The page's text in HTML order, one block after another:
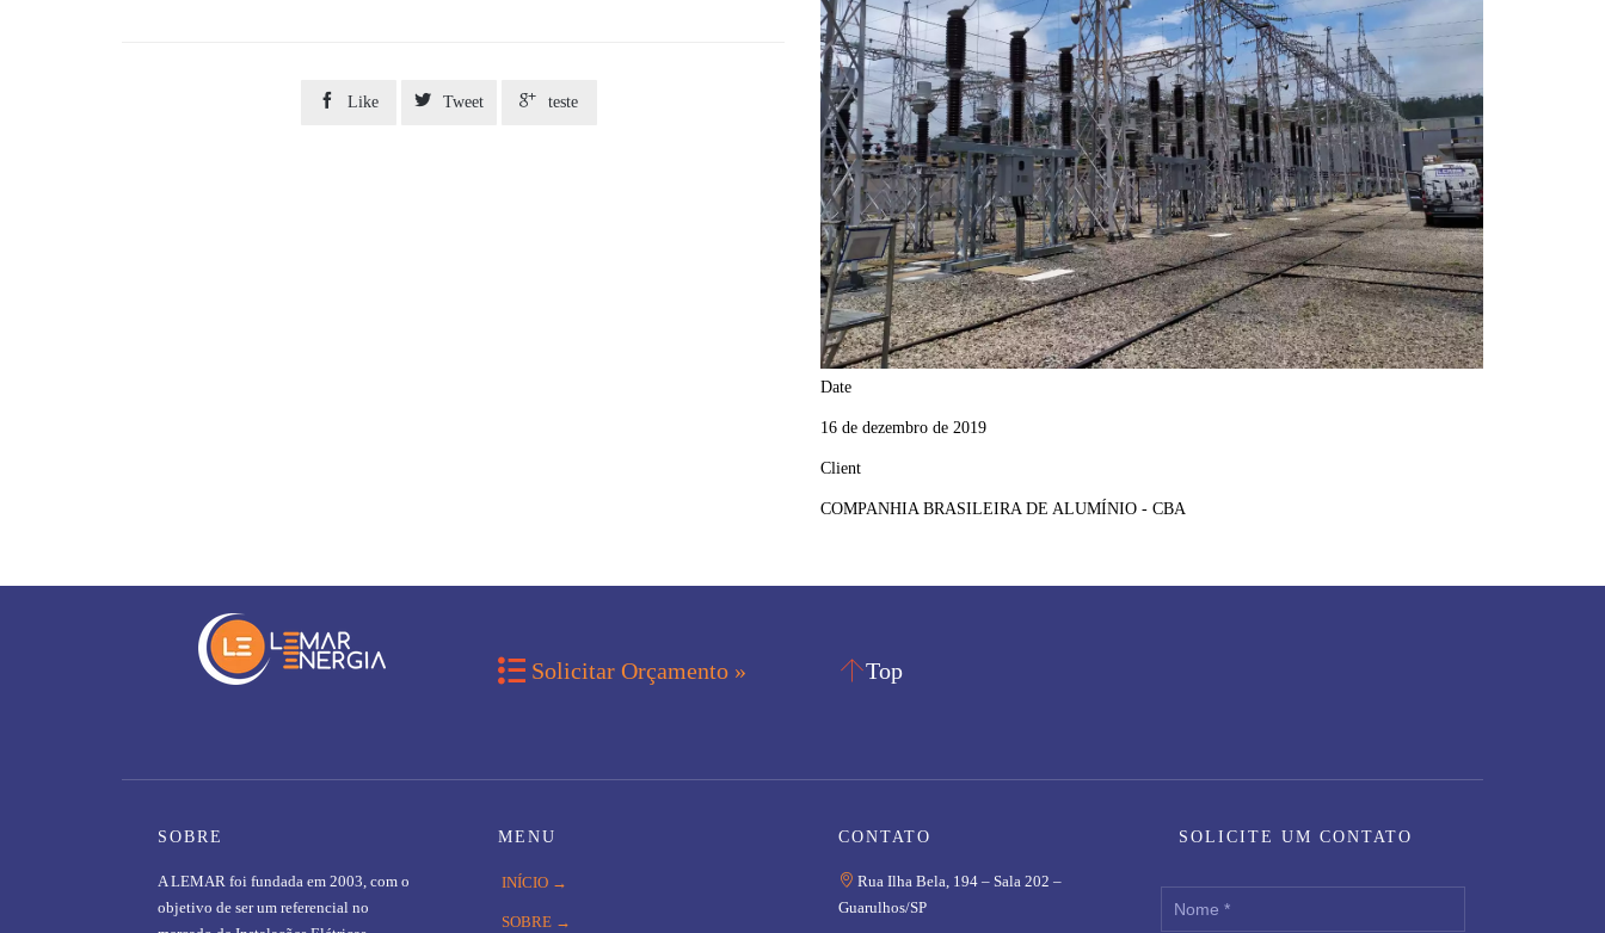
 Like  Tweet  teste
Date
16 de dezembro de 2019
Client
COMPANHIA BRASILEIRA DE ALUMÍNIO - CBA
 Solicitar Orçamento » Top
SOBRE
A LEMAR foi fundada em 2003, com o
objetivo de ser um referencial no
MENU
INÍCIO →
SOBRE →
CONTATO
 Rua Ilha Bela, 194 – Sala 202 –
Guarulhos/SP
SOLICITE UM CONTATO